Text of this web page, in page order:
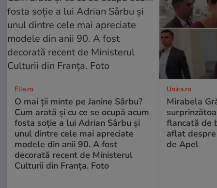
Elle.ro
O mai ții minte pe Janine Sârbu?
Cum arată și cu ce se ocupă acum
fosta soție a lui Adrian Sârbu și
unul dintre cele mai apreciate
modele din anii 90. A fost
decorată recent de Ministerul
Culturii din Franța. Foto
Unica.ro
Mirabela
flancată de
aflat
de Apel